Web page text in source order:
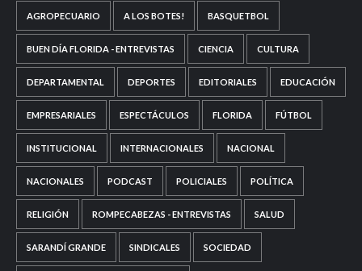
AGROPECUARIO A LOS BOTES! BASQUETBOL
BUEN DÍA FLORIDA - ENTREVISTAS CIENCIA CULTURA
DEPARTAMENTAL DEPORTES EDITORIALES EDUCACIÓN
EMPRESARIALES ESPECTÁCULOS FLORIDA FÚTBOL
INSTITUCIONAL INTERNACIONALES NACIONAL
NACIONALES PODCAST POLICIALES POLÍTICA
RELIGIÓN ROMPECABEZAS - ENTREVISTAS SALUD
SARANDÍ GRANDE SINDICALES SOCIEDAD